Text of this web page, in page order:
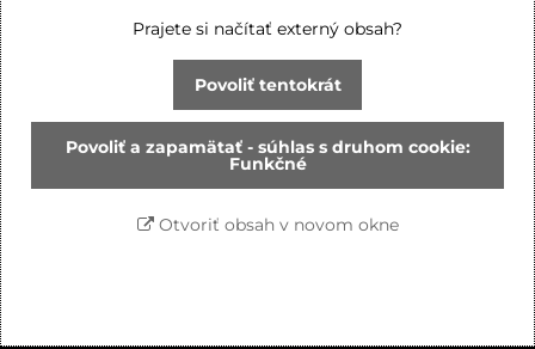
Prajete si načítať externý obsah?
Povoliť tentokrát
Povoliť a zapamätať - súhlas s druhom cookie:
Funkčné
Otvoriť obsah v novom okne